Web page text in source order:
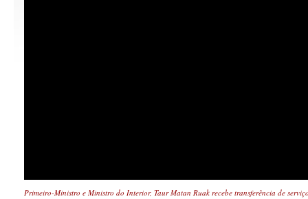
Primeiro-Ministro e Ministro do Interior, Taur Matan Ruak recebe transferência de